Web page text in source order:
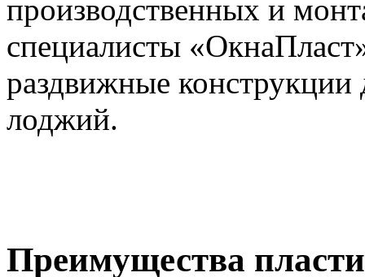
производственных и
специалисты
раздвижные конструкции
лоджий.
Преимущества